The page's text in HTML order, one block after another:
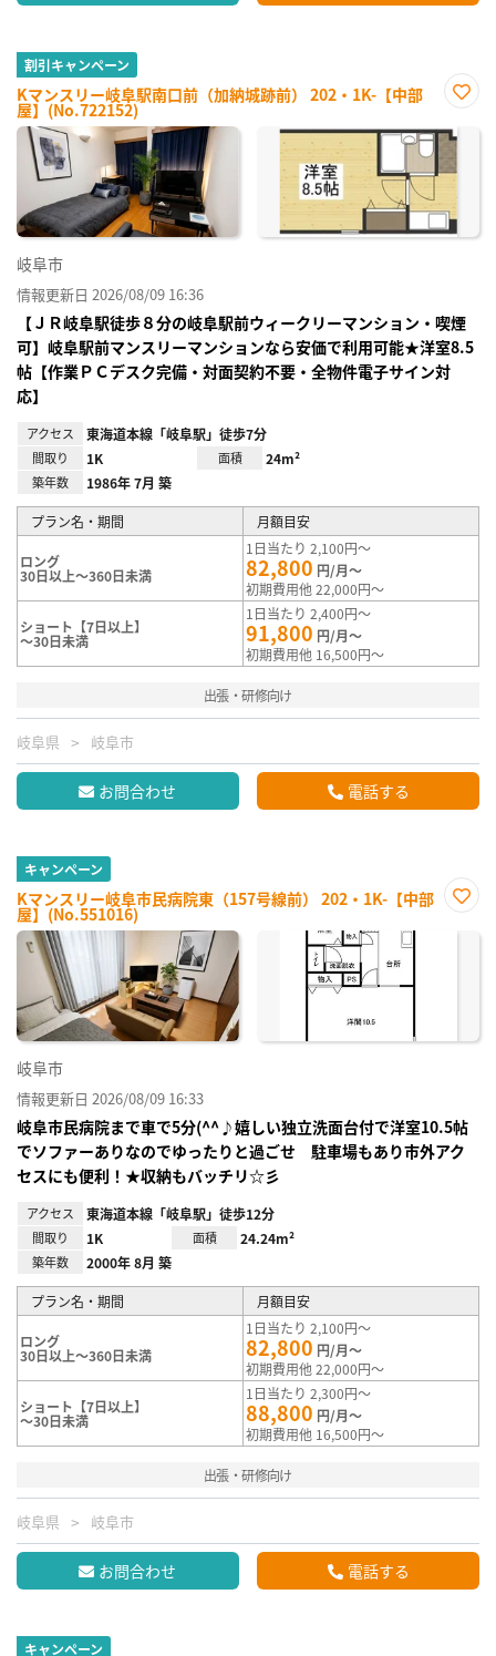
割引キャンペーン
Kマンスリー岐阜駅南口前（加納城跡前） 202・1K-【中部
屋】(No.722152)
に入
録
岐阜市
情報更新日 2026/08/09 16:36
【ＪＲ岐阜駅徒歩８分の岐阜駅前ウィークリーマンション・喫煙
可】岐阜駅前マンスリーマンションなら安価で利用可能★洋室8.5
帖【作業ＰＣデスク完備・対面契約不要・全物件電子サイン対
応】
アクセス 東海道本線「岐阜駅」徒歩7分
間取り 1K 面積 24m²
築年数 1986年 7月 築
プラン名・期間 月額目安
ロング
30日以上～360日未満
1日当たり 2,100円～
82,800 円/月～
初期費用他 22,000円～
ショート【7日以上】
～30日未満
1日当たり 2,400円～
91,800 円/月～
初期費用他 16,500円～
出張・研修向け
岐阜県 岐阜市
お問合わせ 電話する
キャンペーン
Kマンスリー岐阜市民病院東（157号線前） 202・1K-【中部
屋】(No.551016)
に入
岐阜市
情報更新日 2026/08/09 16:33
岐阜市民病院まで車で5分(^^♪嬉しい独立洗面台付で洋室10.5帖
でソファーありなのでゆったりと過ごせ 駐車場もあり市外アク
セスにも便利！★収納もバッチリ☆彡
アクセス 東海道本線「岐阜駅」徒歩12分
間取り 1K 面積 24.24m²
築年数 2000年 8月 築
プラン名・期間 月額目安
ロング
30日以上～360日未満
1日当たり 2,100円～
82,800 円/月～
初期費用他 22,000円～
ショート【7日以上】
～30日未満
1日当たり 2,300円～
88,800 円/月～
初期費用他 16,500円～
出張・研修向け
岐阜県 岐阜市
お問合わせ 電話する
キャンペーン